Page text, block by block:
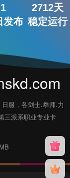
1
发布
2712天
稳定运行
服，各剑士.拳师.力
三派系职业专业卡